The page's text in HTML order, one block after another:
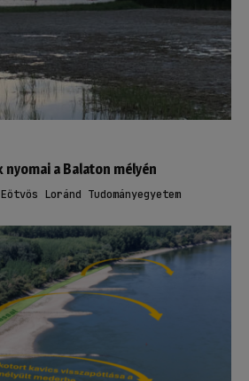
nyomai a Balaton mélyén
Eötvös Loránd Tudományegyetem